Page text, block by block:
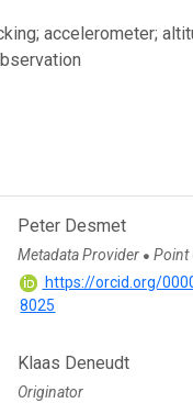
accelerometer;
Peter Desmet
Metadata Provider ● Point
https://orcid.org/
8025
Klaas Deneudt
Originator